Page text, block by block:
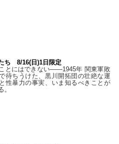
ち 8/16(日)1日限定
とにはできない——1945年 関東軍敗
待ちうけた、黒川開拓団の壮絶な運
性暴力の事実、いま知るべきことが
。